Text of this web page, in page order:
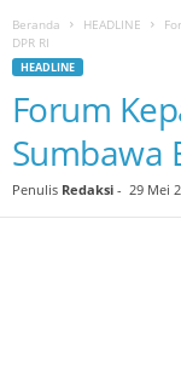
Beranda HEADLINE
DPR RI
HEADLINE
Forum
Sumbawa
Penulis Redaksi - 29 Mei